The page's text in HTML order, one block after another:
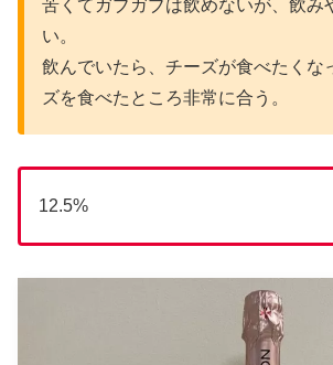
苦くてガブガブは飲めないが、飲み
い。
飲んでいたら、チーズが食べたくな
ズを食べたところ非常に合う。
12.5%